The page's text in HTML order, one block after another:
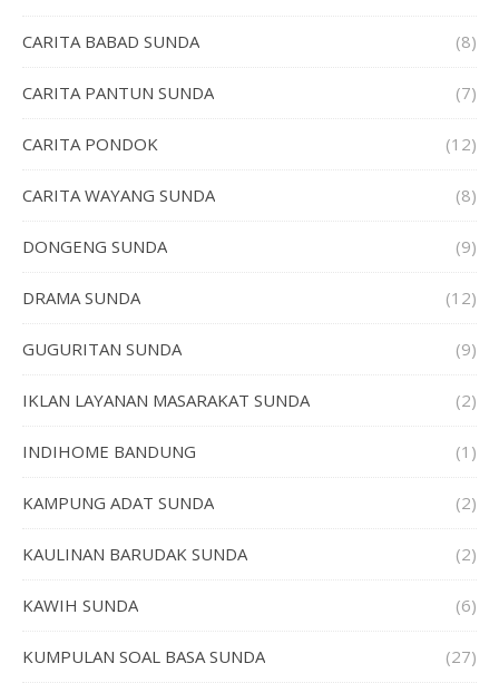
CARITA BABAD SUNDA (8)
CARITA PANTUN SUNDA (7)
CARITA PONDOK (12)
CARITA WAYANG SUNDA (8)
DONGENG SUNDA (9)
DRAMA SUNDA (12)
GUGURITAN SUNDA (9)
IKLAN LAYANAN MASARAKAT SUNDA (2)
INDIHOME BANDUNG (1)
KAMPUNG ADAT SUNDA (2)
KAULINAN BARUDAK SUNDA (2)
KAWIH SUNDA (6)
KUMPULAN SOAL BASA SUNDA (27)